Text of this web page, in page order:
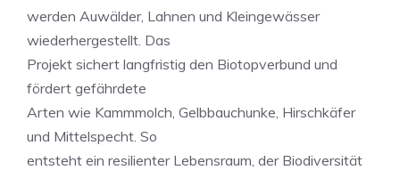
werden Auwälder, Lahnen und Kleingewässer
wiederhergestellt. Das
Projekt sichert langfristig den Biotopverbund und
fördert gefährdete
Arten wie Kammmolch, Gelbbauchunke, Hirschkäfer
und Mittelspecht. So
entsteht ein resilienter Lebensraum, der Biodiversität